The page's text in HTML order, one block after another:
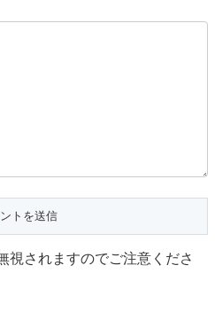
視されますのでご注意くださ